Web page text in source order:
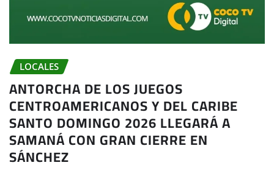
LOCALES
ANTORCHA DE LOS JUEGOS
CENTROAMERICANOS Y DEL CARIBE
SANTO DOMINGO 2026 LLEGARÁ A
SAMANÁ CON GRAN CIERRE EN
SÁNCHEZ